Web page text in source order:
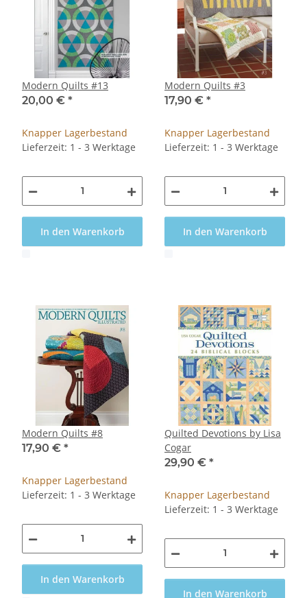
Modern Quilts #13
20,00 € *
Knapper Lagerbestand
Lieferzeit: 1 - 3 Werktage
In den Warenkorb
Modern Quilts #3
17,90 € *
Knapper Lagerbestand
Lieferzeit: 1 - 3 Werktage
In den Warenkorb
Modern Quilts #8
17,90 € *
Knapper Lagerbestand
Lieferzeit: 1 - 3 Werktage
In den Warenkorb
Quilted Devotions by Lisa
Cogar
29,90 € *
Knapper Lagerbestand
Lieferzeit: 1 - 3 Werktage
In den Warenkorb